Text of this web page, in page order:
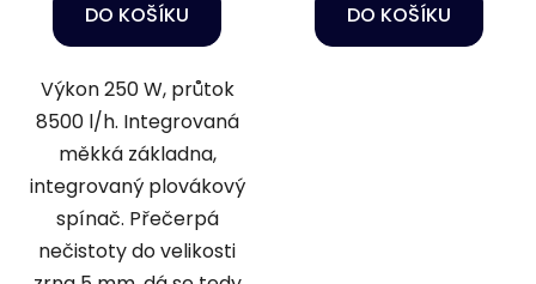
DO KOŠÍKU
Výkon 250 W, průtok
8500 l/h. Integrovaná
měkká základna,
integrovaný plovákový
spínač. Přečerpá
nečistoty do velikosti
DO KOŠÍKU